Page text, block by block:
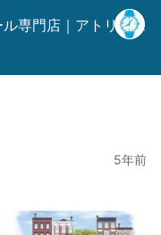
専門店｜アトリエス
5年前